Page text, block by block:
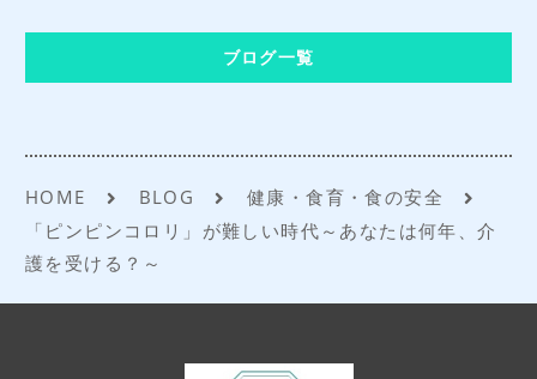
ブログ一覧
HOME BLOG
健康・食育・食の安全
「ピンピンコロリ」が難しい時代～あなたは何年、介
護を受ける？～